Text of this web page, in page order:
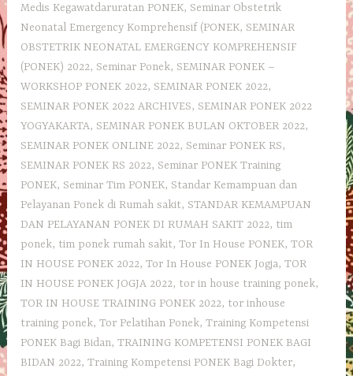
Medis Kegawatdaruratan PONEK, Seminar Obstetrik
Neonatal Emergency Komprehensif (PONEK, SEMINAR
OBSTETRIK NEONATAL EMERGENCY KOMPREHENSIF
(PONEK) 2022, Seminar Ponek, SEMINAR PONEK –
WORKSHOP PONEK 2022, SEMINAR PONEK 2022,
SEMINAR PONEK 2022 ARCHIVES, SEMINAR PONEK 2022
YOGYAKARTA, SEMINAR PONEK BULAN OKTOBER 2022,
SEMINAR PONEK ONLINE 2022, Seminar PONEK RS,
SEMINAR PONEK RS 2022, Seminar PONEK Training
PONEK, Seminar Tim PONEK, Standar Kemampuan dan
Pelayanan Ponek di Rumah sakit, STANDAR KEMAMPUAN
DAN PELAYANAN PONEK DI RUMAH SAKIT 2022, tim
ponek, tim ponek rumah sakit,Tor In House PONEK,TOR
IN HOUSE PONEK 2022,Tor In House PONEK Jogja,TOR
IN HOUSE PONEK JOGJA 2022, tor in house training ponek,
TOR IN HOUSE TRAINING PONEK 2022, tor inhouse
training ponek,Tor Pelatihan Ponek,Training Kompetensi
PONEK Bagi Bidan,TRAINING KOMPETENSI PONEK BAGI
BIDAN 2022,Training Kompetensi PONEK Bagi Dokter,